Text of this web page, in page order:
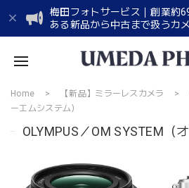
梅田フォトサービス｜創業約
ある新品から中古まで扱うカ
Home 【新品】ミラーレスカメラ
ーエムシステム）
OLYMPUS／OM SYSTEM（